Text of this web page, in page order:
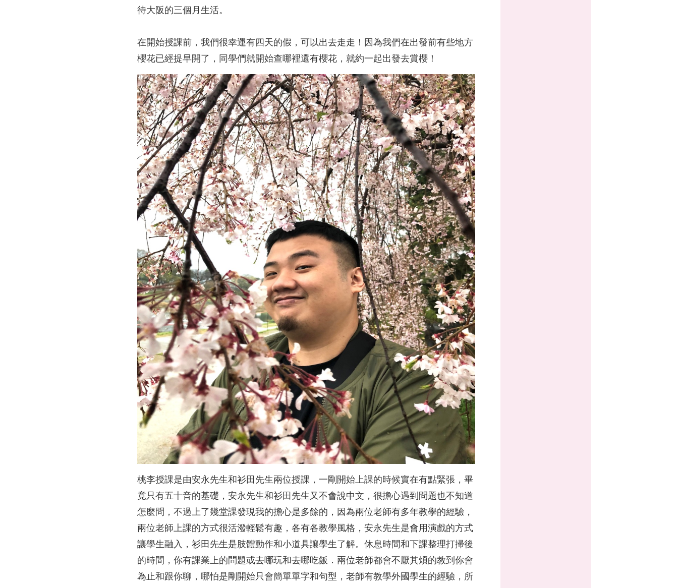
待大阪的三個月生活。
在開始授課前，我們很幸運有四天的假，可以出去走走！因為我們在出發前有些地方
櫻花已經提早開了，同學們就開始查哪裡還有櫻花，就約一起出發去賞櫻！
桃李授課是由安永先生和衫田先生兩位授課，一剛開始上課的時候實在有點緊張，畢
竟只有五十音的基礎，安永先生和衫田先生又不會說中文，很擔心遇到問題也不知道
怎麼問，不過上了幾堂課發現我的擔心是多餘的，因為兩位老師有多年教學的經驗，
兩位老師上課的方式很活潑輕鬆有趣，各有各教學風格，安永先生是會用演戲的方式
讓學生融入，衫田先生是肢體動作和小道具讓學生了解。休息時間和下課整理打掃後
的時間，你有課業上的問題或去哪玩和去哪吃飯．兩位老師都會不厭其煩的教到你會
為止和跟你聊，哪怕是剛開始只會簡單單字和句型，老師有教學外國學生的經驗，所